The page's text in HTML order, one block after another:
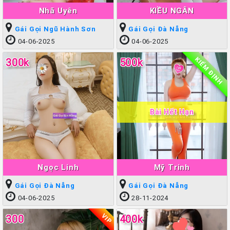
Nhã Uyên
Gái Gọi Ngũ Hành Sơn
04-06-2025
KIỀU NGÂN
Gái Gọi Đà Nẵng
04-06-2025
Ngọc Linh
300k
Gái Gọi Đà Nẵng
04-06-2025
Mỹ Trinh
500k KIỂM ĐỊNH
Bài Hết Hạn
Gái Gọi Đà Nẵng
28-11-2024
300 VIP 400k